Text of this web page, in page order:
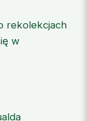
rekolekcjach
w